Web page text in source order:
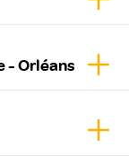
- Orléans